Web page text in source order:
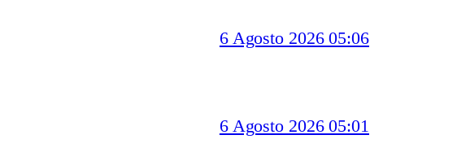
6 Agosto 2026 05:06
6 Agosto 2026 05:01